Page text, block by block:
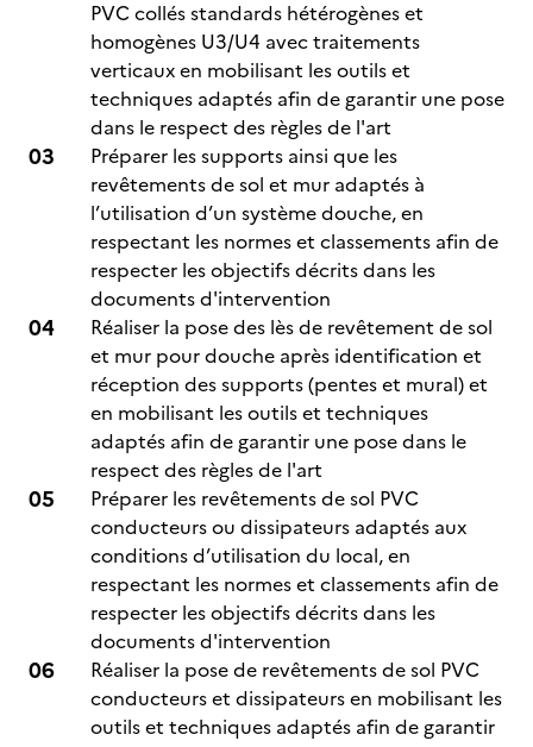
PVC collés standards hétérogènes et
homogènes U3/U4 avec traitements
verticaux en mobilisant les outils et
techniques adaptés afin de garantir une pose
dans le respect des règles de l'art
Préparer les supports ainsi que les
revêtements de sol et mur adaptés à
l’utilisation d’un système douche, en
respectant les normes et classements afin de
respecter les objectifs décrits dans les
documents d'intervention
Réaliser la pose des lès de revêtement de sol
et mur pour douche après identification et
réception des supports (pentes et mural) et
en mobilisant les outils et techniques
adaptés afin de garantir une pose dans le
respect des règles de l'art
Préparer les revêtements de sol PVC
conducteurs ou dissipateurs adaptés aux
conditions d’utilisation du local, en
respectant les normes et classements afin de
respecter les objectifs décrits dans les
documents d'intervention
Réaliser la pose de revêtements de sol PVC
conducteurs et dissipateurs en mobilisant les
outils et techniques adaptés afin de garantir